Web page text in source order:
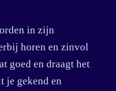
in zijn
horen en zinvol
goed en draagt het
je gekend en